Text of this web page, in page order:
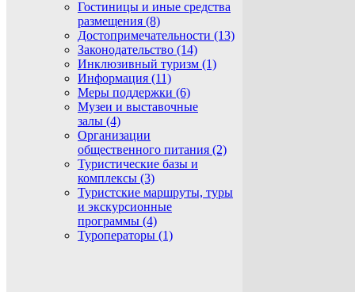
Гостиницы и иные средства
размещения (8)
Достопримечательности (13)
Законодательство (14)
Инклюзивный туризм (1)
Информация (11)
Меры поддержки (6)
Музеи и выставочные
залы (4)
Организации
общественного питания (2)
Туристические базы и
комплексы (3)
Туристские маршруты, туры
и экскурсионные
программы (4)
Туроператоры (1)